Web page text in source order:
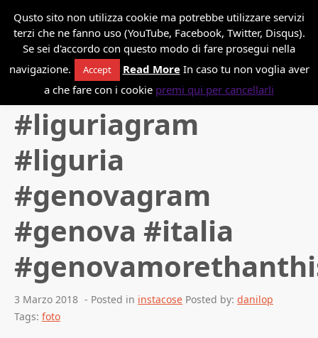
*Danilo Paissan
Back to blog
#liguriagram
#liguria
#genovagram
#genova #italia
3 Marzo 2018 - Posted in instacose Posted by: danilop
Tags: foto
Qusto sito non utilizza cookie ma potrebbe utilizzare servizi
terzi che ne fanno uso (YouTube, Facebook, Twitter, Disqus).
Se sei d'accordo con questo modo di fare prosegui nella
navigazione.
Accept Read MoreIn caso tu non voglia aver
a che fare con i cookie premi qui per cancellarli